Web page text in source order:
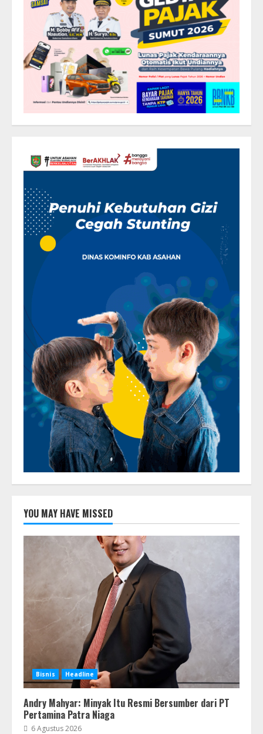
YOU MAY HAVE MISSED
Bisnis Headline
Andry Mahyar: Minyak Itu Resmi Bersumber dari PT
Pertamina Patra Niaga
6 Agustus 2026